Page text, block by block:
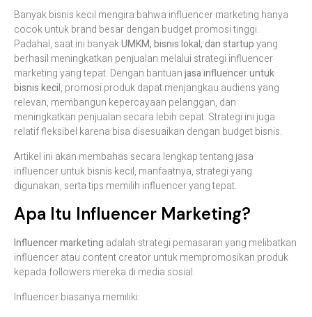
Banyak bisnis kecil mengira bahwa influencer marketing hanya
cocok untuk brand besar dengan budget promosi tinggi.
Padahal, saat ini banyakUMKM, bisnis lokal, dan startupyang
berhasil meningkatkan penjualan melalui strategi influencer
marketing yang tepat. Dengan bantuanjasa influencer untuk
bisnis kecil, promosi produk dapat menjangkau audiens yang
relevan, membangun kepercayaan pelanggan, dan
meningkatkan penjualan secara lebih cepat. Strategi ini juga
relatif fleksibel karena bisa disesuaikan dengan budget bisnis.
Artikel ini akan membahas secara lengkap tentang jasa
influencer untuk bisnis kecil, manfaatnya, strategi yang
digunakan, serta tips memilih influencer yang tepat.
Apa Itu Influencer Marketing?
Influencer marketing adalah strategi pemasaran yang melibatkan
influencer atau content creator untuk mempromosikan produk
kepada followers mereka di media sosial.
Influencer biasanya memiliki: